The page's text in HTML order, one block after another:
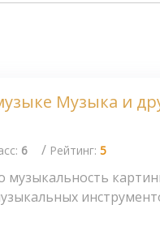
Музыка и
6 / Рейтинг: 5
музыкальность